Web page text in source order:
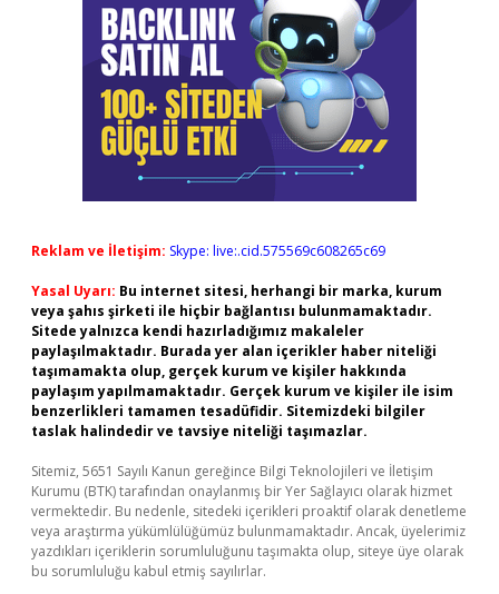
Reklam ve İletişim: Skype: live:.cid.575569c608265c69
Yasal Uyarı: Bu internet sitesi, herhangi bir marka, kurum
veya şahıs şirketi ile hiçbir bağlantısı bulunmamaktadır.
Sitede yalnızca kendi hazırladığımız makaleler
paylaşılmaktadır. Burada yer alan içerikler haber niteliği
taşımamakta olup, gerçek kurum ve kişiler hakkında
paylaşım yapılmamaktadır. Gerçek kurum ve kişiler ile isim
benzerlikleri tamamen tesadüfidir. Sitemizdeki bilgiler
taslak halindedir ve tavsiye niteliği taşımazlar.
Sitemiz, 5651 Sayılı Kanun gereğince Bilgi Teknolojileri ve İletişim
Kurumu (BTK) tarafından onaylanmış bir Yer Sağlayıcı olarak hizmet
vermektedir. Bu nedenle, sitedeki içerikleri proaktif olarak denetleme
veya araştırma yükümlülüğümüz bulunmamaktadır. Ancak, üyelerimiz
yazdıkları içeriklerin sorumluluğunu taşımakta olup, siteye üye olarak
bu sorumluluğu kabul etmiş sayılırlar.